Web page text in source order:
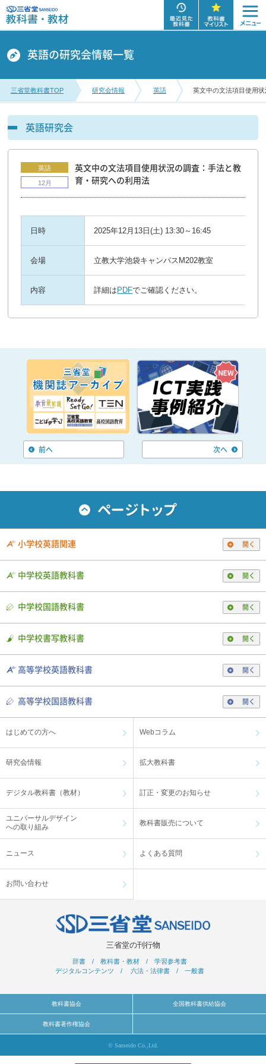
英語の研究会情報一覧
三省堂教科書TOP 研究会情報 英語 英文中の文法項目使用
英語研究会
英語
12月
英文中の文法項目使用状況の調査：手法と教
育・研究への利用法
日時 2025年12月13日(土) 13:30～16:45
会場 立教大学池袋キャンパスM202教室
内容 詳細は PDFでご確認ください。
前へ 次へ
小学校英語関連 開く
中学校英語教科書 開く
中学校国語教科書 開く
中学校書写教科書 開く
高等学校英語教科書 開く
高等学校国語教科書 開く
はじめての方へ Webコラム
研究会情報 拡大教科書
デジタル教科書（教材） 訂正・変更のお知らせ
ユニバーサルデザイン
への取り組み
教科書販売について
ニュース よくある質問
お問い合わせ
三省堂の刊行物
辞書 / 教科書・教材 / 学習参考書
デジタルコンテンツ / 六法・法律書 / 一般書
教科書協会 全国教科書供給協会
教科書著作権協会
© Sanseido Co.,Ltd.